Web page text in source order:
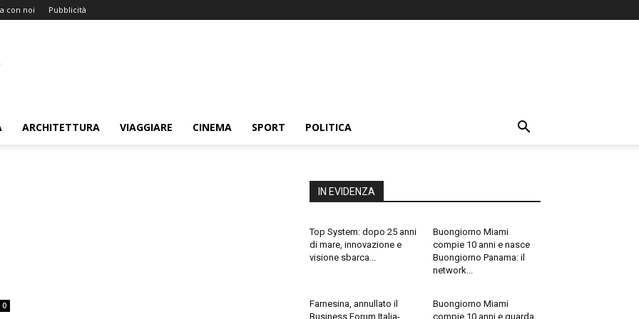
con noi Pubblicità
ARCHITETTURA VIAGGIARE CINEMA SPORT POLITICA
0
IN EVIDENZA
Top System: dopo 25 anni
di mare, innovazione e
visione sbarca...
Buongiorno Miami
compie 10 anni e nasce
Buongiorno Panama: il
network...
Farnesina, annullato il
Business Forum Italia-
Buongiorno Miami
compie 10 anni e guarda